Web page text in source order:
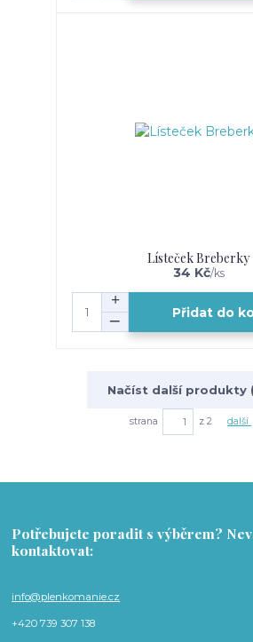
Lísteček Breberky
34 Kč/ks
Přidat do
Načíst další produkty
strana z 2 další
Potřebujete poradit s výběrem?
kontaktovat:
info@plenkomanie.cz
+420 739 307 138